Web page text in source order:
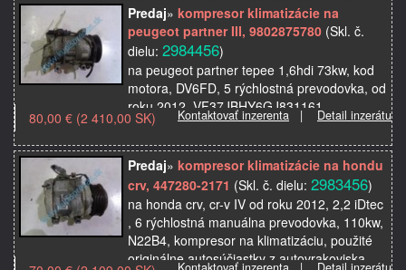
Predaj» kompresor klimatizácie na
peugeot partner III, 9802875780 (Skl. č.
dielu: 2984456)
na peugeot partner tepee 1,6hdi 73kw, kod
motora, DV6FD, 5 rýchlostná prevodovka, od
roku 2012, VF37JBHY6GJ831161,
najazdené 89700km, kompresor na
klimatizáciu, pasuje aj na ci…
Kontaktovať inzerenta | Detail inzerátu
80,00 € (2 410,00 SK)
Predaj» kompresor klimatizácie na hondu
crv, 447280-2171 (Skl. č. dielu: 2983456)
na honda crv, cr-v IV od roku 2012, 2,2 iDtec
, 6 rýchlostná manuálna prevodovka, 110kw,
N22B4, kompresor na klimatizáciu, použité
originálne autosúčiastky z autovrakoviska